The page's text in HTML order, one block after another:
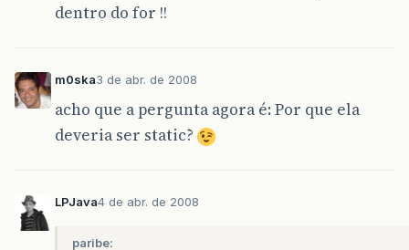
dentro do for !!
m0ska3 de abr. de 2008
acho que a pergunta agora é: Por que ela
deveria ser static?
LPJava4 de abr. de 2008
paribe: